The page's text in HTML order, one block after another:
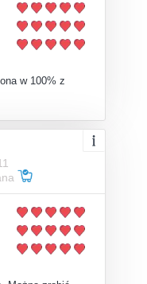
w 100% z